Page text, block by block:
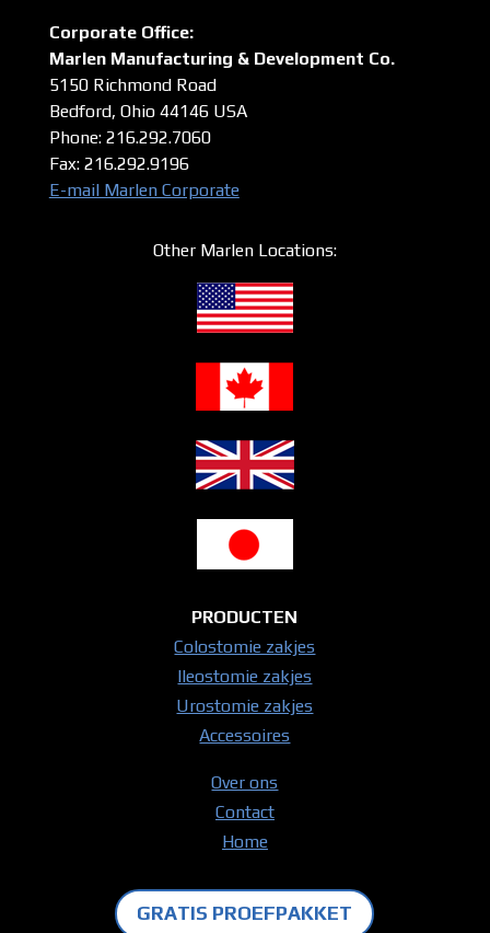
Corporate Office:
Marlen Manufacturing & Development Co.
5150 Richmond Road
Bedford, Ohio 44146 USA
Phone: 216.292.7060
Fax: 216.292.9196
E-mail Marlen Corporate
Other Marlen Locations:
PRODUCTEN
Colostomie zakjes
Ileostomie zakjes
Urostomie zakjes
Accessoires
Over ons
Contact
Home
GRATIS PROEFPAKKET